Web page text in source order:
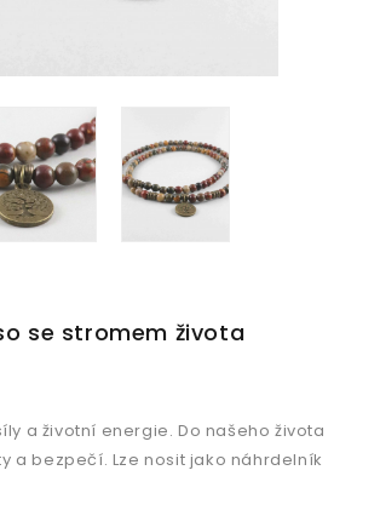
se stromem života
a životní energie. Do našeho života
a bezpečí. Lze nosit jako náhrdelník